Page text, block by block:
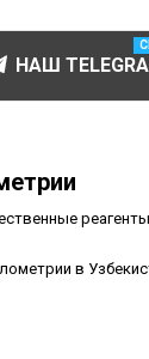
НАШ
в